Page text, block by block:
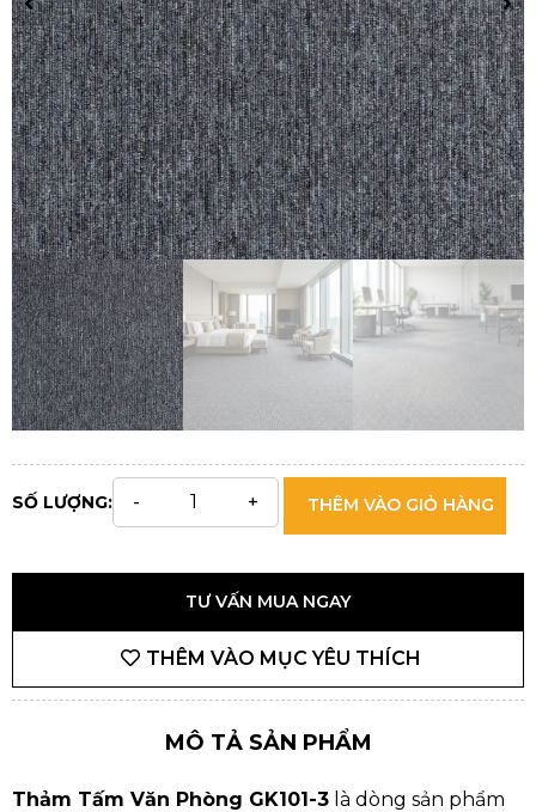
SỐ LƯỢNG: THÊM VÀO GIỎ HÀNG
TƯ VẤN MUA NGAY
THÊM VÀO MỤC YÊU THÍCH
MÔ TẢ SẢN PHẨM
Thảm Tấm Văn Phòng GK101-3 là dòng sản phẩm